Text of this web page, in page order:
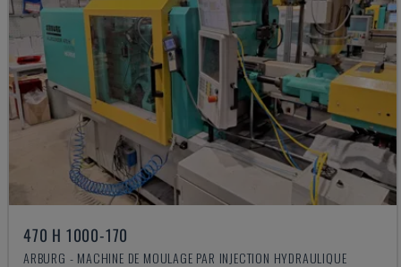
470 H 1000-170
ARBURG - MACHINE DE MOULAGE PAR INJECTION HYDRAULIQUE